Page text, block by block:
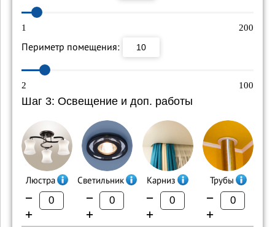
1 200
Периметр помещения:
2 100
Шаг 3: Освещение и доп. работы
Люстра
−
+
Светильник
−
+
Карниз
−
+
Трубы
−
+